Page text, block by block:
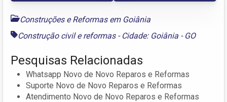
Construções e Reformas em Goiânia
Construção civilereformas - Cidade: Goiânia - GO
Pesquisas Relacionadas
Whatsapp Novo de Novo Reparos e Reformas
Suporte Novo de Novo Reparos e Reformas
Atendimento Novo de Novo Reparos e Reformas